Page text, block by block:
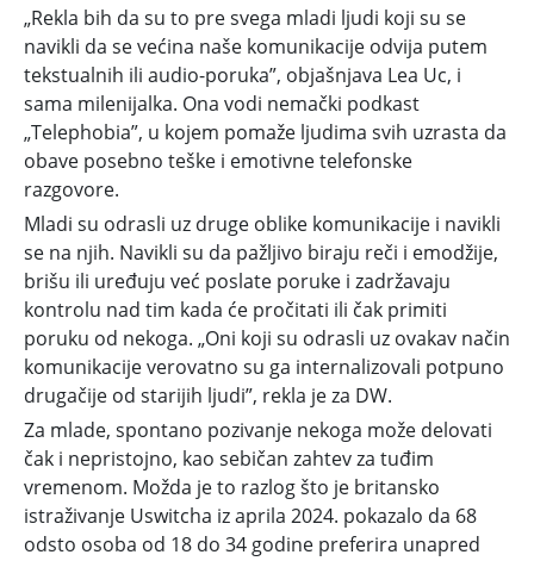
„Rekla bih da su to pre svega mladi ljudi koji su se
navikli da se većina naše komunikacije odvija putem
tekstualnih ili audio-poruka”, objašnjava Lea Uc, i
sama milenijalka. Ona vodi nemački podkast
„Telephobia”, u kojem pomaže ljudima svih uzrasta da
obave posebno teške i emotivne telefonske
razgovore.
Mladi su odrasli uz druge oblike komunikacije i navikli
se na njih. Navikli su da pažljivo biraju reči i emodžije,
brišu ili uređuju već poslate poruke i zadržavaju
kontrolu nad tim kada će pročitati ili čak primiti
poruku od nekoga. „Oni koji su odrasli uz ovakav način
komunikacije verovatno su ga internalizovali potpuno
drugačije od starijih ljudi”, rekla je za DW.
Za mlade, spontano pozivanje nekoga može delovati
čak i nepristojno, kao sebičan zahtev za tuđim
vremenom. Možda je to razlog što je britansko
istraživanje Uswitcha iz aprila 2024. pokazalo da 68
odsto osoba od 18 do 34 godine preferira unapred